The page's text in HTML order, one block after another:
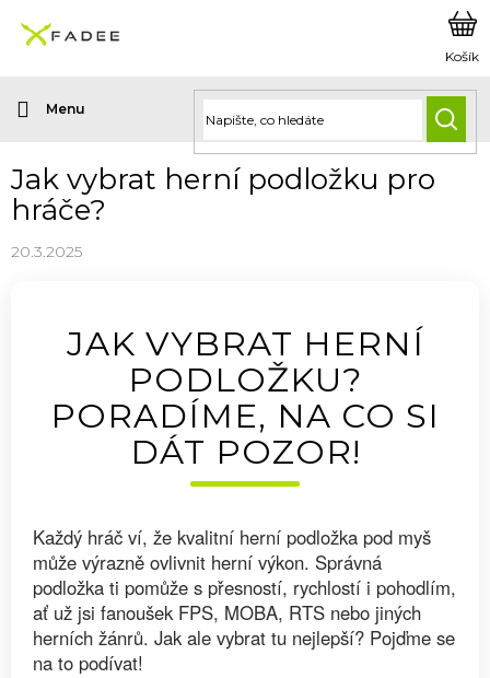
obsah
Jak vybrat herní podložku pro
hráče?
20.3.2025
JAK VYBRAT HERNÍ
PODLOŽKU?
PORADÍME, NA CO SI
DÁT POZOR!
Každý hráč ví, že kvalitní herní podložka pod myš
může výrazně ovlivnit herní výkon. Správná
podložka ti pomůže s přesností, rychlostí i pohodlím,
ať už jsi fanoušek FPS, MOBA, RTS nebo jiných
herních žánrů. Jak ale vybrat tu nejlepší? Pojďme se
na to podívat!